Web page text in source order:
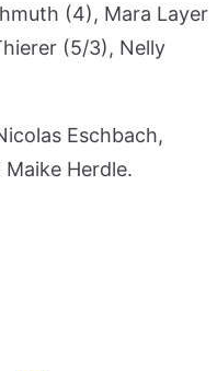
(4), Mara Layer
(5/3), Nelly
Eschbach,
Herdle.